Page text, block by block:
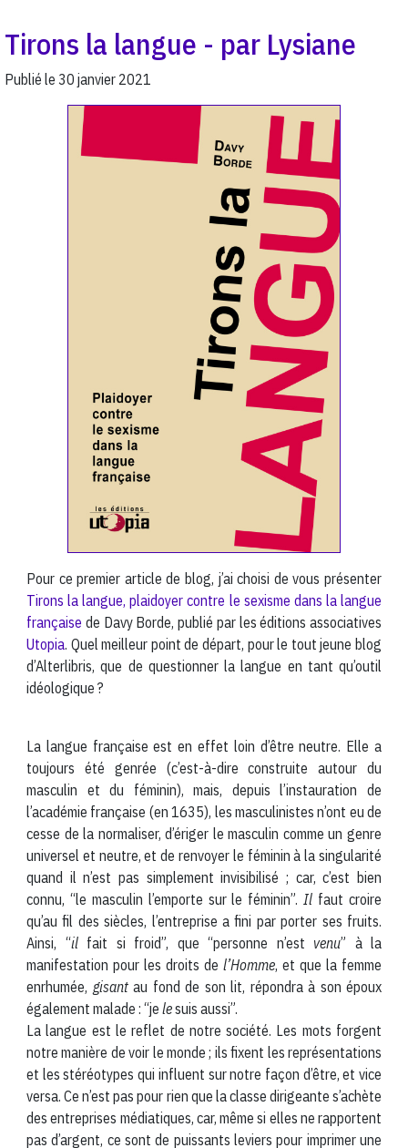
Tirons la langue - par Lysiane
Publié le 30 janvier 2021
Pour ce premier article de blog, j’ai choisi de vous présenter
Tirons la langue, plaidoyer contre le sexisme dans la langue
française de Davy Borde, publié par les éditions associatives
Utopia. Quel meilleur point de départ, pour le tout jeune blog
d’Alterlibris, que de questionner la langue en tant qu’outil
idéologique ?
La langue française est en effet loin d’être neutre. Elle a
toujours été genrée (c’est-à-dire construite autour du
masculin et du féminin), mais, depuis l’instauration de
l’académie française (en 1635), les masculinistes n’ont eu de
cesse de la normaliser, d’ériger le masculin comme un genre
universel et neutre, et de renvoyer le féminin à la singularité
quand il n’est pas simplement invisibilisé ; car, c’est bien
connu, “le masculin l’emporte sur le féminin”.Il faut croire
qu’au fil des siècles, l’entreprise a fini par porter ses fruits.
Ainsi, “ilfait si froid”, que “personne n’est venu” à la
manifestation pour les droits de l’Homme, et que la femme
enrhumée, gisant au fond de son lit, répondra à son époux
également malade : “je lesuis aussi”.
La langue est le reflet de notre société. Les mots forgent
notre manière de voir le monde ; ils fixent les représentations
et les stéréotypes qui influent sur notre façon d’être, et vice
versa. Ce n’est pas pour rien que la classe dirigeante s’achète
des entreprises médiatiques, car, même si elles ne rapportent
pas d’argent, ce sont de puissants leviers pour imprimer une